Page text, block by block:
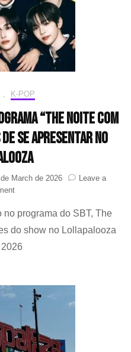
Gentili
K-POP
“The Noite com
se apresentar no
March de 2026
Leave a
on
participará
do
“The
Danilo
Gentili”
antes
se
apresentar
no programa do SBT, The
do show no Lollapalooza